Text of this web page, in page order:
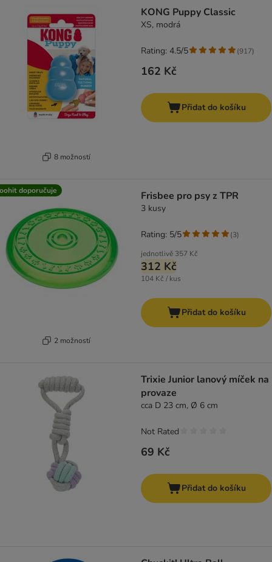
8 možností
KONG Puppy Classic
XS, modrá
162 Kč
Rating: 4.5/5 (917)
Přidat do košíku
doporučuje
2 možností
Frisbee pro psy z TPR
3 kusy
jednotlivě 357 Kč
312 Kč
104 Kč / kus
Rating: 5/5 (3)
Přidat do košíku
Trixie Junior lanový míček na
provaze
cca D 23 cm, Ø 6 cm
69 Kč
Not Rated
Přidat do košíku